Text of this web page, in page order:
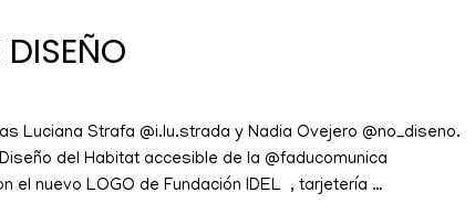
Luciana Strafa @i.lu.strada y Nadia Ovejero @no_diseno.
del Habitat accesible de la @faducomunica
el nuevo LOGO de Fundación IDEL , tarjetería …